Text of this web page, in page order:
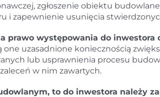
zgłoszenie obiektu
i zapewnienie usunięcia
prawo występowania do inwestora
one uzasadnione koniecznością
lub usprawnienia procesu
w nim zawartych.
to do inwestora należy